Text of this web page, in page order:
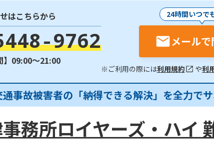
はこちらから
9762
】09:00〜21:00
24時間いつで
メール
※ご利用の際には利用規約 や利
通事故被害者の「納得できる解決」を全力で
務所ロイヤーズ・ハイ